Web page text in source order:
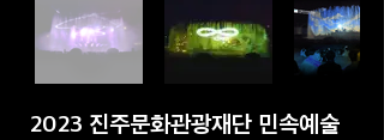
2023 진주문화관광재단 민속예술